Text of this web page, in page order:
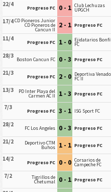
22/4 Progreso FC 0 - 1 Club Lechuzas
UPGCH
17/4CD Pioneros Junior
CD Pioneros de
Cancun II 2 - 1 Progreso FC
11/4
Progreso FC 1 - 0 Ejidatarios
FC
28/3 Boston Cancun FC 0 - 3 Progreso FC
21/3 Progreso FC 2 - 0 Deportiva
FC II
13/3 PD Inter Playa del
Carmen AC II 1 - 3 Progreso FC
7/3 Progreso FC 3 - 1 ISG Sport FC
28/2
FC Los Angeles 0 - 3 Progreso FC
21/2
Deportivo CTM
Buhos 1 - 1 Progreso FC
14/2
Progreso FC 0 - 0 Corsarios de
Campeche FC
7/2 Tigrillos de
Chetumal 0 - 1 Progreso FC